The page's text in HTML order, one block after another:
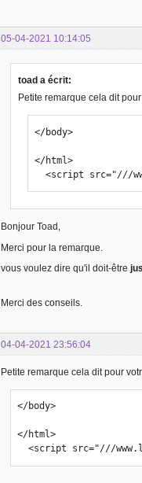
05-04-2021 10:14:05
toad a écrit:
Petite remarque cela dit
</body>
</html>
<script
Bonjour Toad,
Merci pour la remarque.
vous voulez dire qu'il doit-être
Merci des conseils.
04-04-2021 23:56:04
Petite remarque cela dit pour
</body>
</html>
<script src="///